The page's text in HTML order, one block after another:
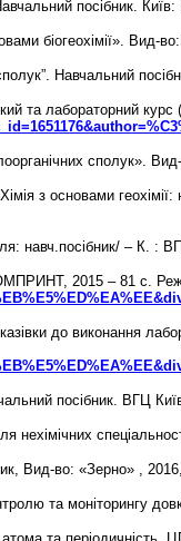
посібник.
біогеохімії».
Навчальний
та лабораторний
сполук».
з основами
навч.посібник/ – К. :
2015 – 81 с.
до виконання
посібник. ВГЦ
нехімічних
Вид-во: «Зерно» ,
та моніторингу